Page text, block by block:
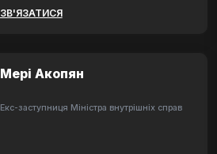
ЗВ'ЯЗАТИСЯ
Мері Акопян
Екс-заступниця Міністра внутрішніх справ